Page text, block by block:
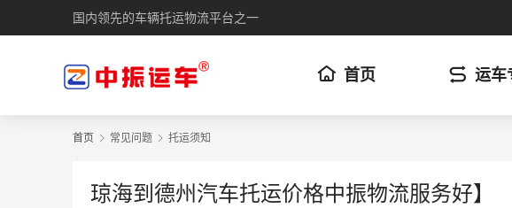
国内领先的车辆托运物流平台之一
首页 运车
首页 常见问题 托运须知
琼海到德州汽车托运价格中振物流服务好】